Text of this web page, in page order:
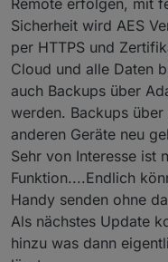
Remote erfolgen, mit
Sicherheit wird AES
per HTTPS und
Cloud und alle Daten
auch Backups über
werden. Backups
anderen Geräte neu
Sehr von Interesse ist
Funktion....Endlich
Handy senden ohne
Als nächstes Update
hinzu was dann